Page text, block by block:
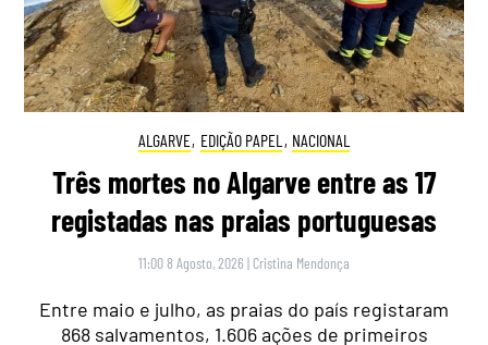
ALGARVE, EDIÇÃO PAPEL , NACIONAL
Três mortes no Algarve entre as 17
registadas nas praias portuguesas
11:00 8 Agosto, 2026 | Cristina Mendonça
Entre maio e julho, as praias do país registaram
868 salvamentos, 1.606 ações de primeiros